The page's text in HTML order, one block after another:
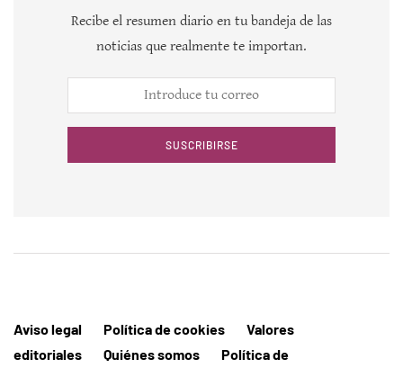
Recibe el resumen diario en tu bandeja de las
noticias que realmente te importan.
SUSCRIBIRSE
Aviso legal Política de cookies
Valores
editoriales
Quiénes somos
Política de